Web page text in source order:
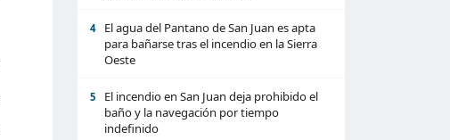
4
El agua del Pantano de San Juan es apta
para bañarse tras el incendio en la Sierra
Oeste
5
El incendio en San Juan deja prohibido el
baño y la navegación por tiempo
indefinido